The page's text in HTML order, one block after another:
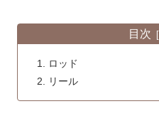
目次
ロッド
リール